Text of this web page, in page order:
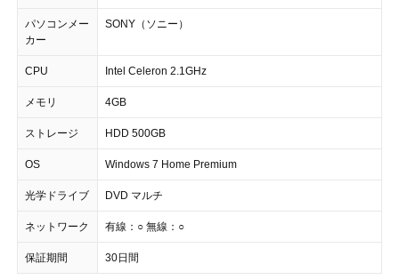
パソコンメー
カー
SONY（ソニー）
CPU Intel Celeron 2.1GHz
メモリ 4GB
ストレージ HDD 500GB
OS Windows 7 Home Premium
光学ドライブ DVD マルチ
ネットワーク 有線：○ 無線：○
保証期間 30日間